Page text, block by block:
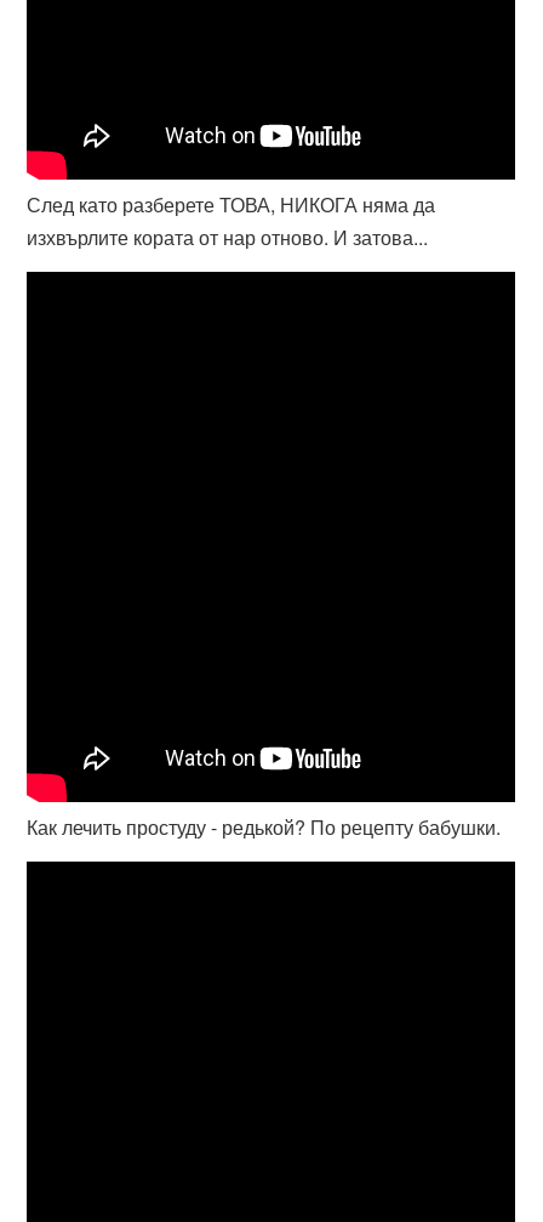
След като разберете ТОВА, НИКОГА няма да
изхвърлите кората от нар отново. И затова...
Как лечить простуду - редькой? По рецепту бабушки.